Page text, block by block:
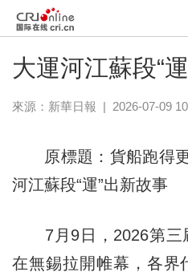
大運河江蘇段“
來源： 新華日報 | 2026-07-09
原標題：貨船跑得更
河江蘇段“運”出新故事
7月9日，2026第三
在無錫拉開帷幕，各界